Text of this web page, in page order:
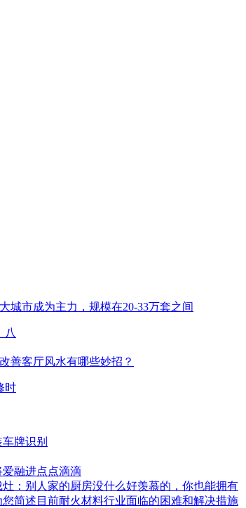
八
时
牌识别
融进点点滴滴
灶：别人家的厨房没什么好羡慕的，你也能拥有
简述目前耐火材料行业面临的困难和解决措施